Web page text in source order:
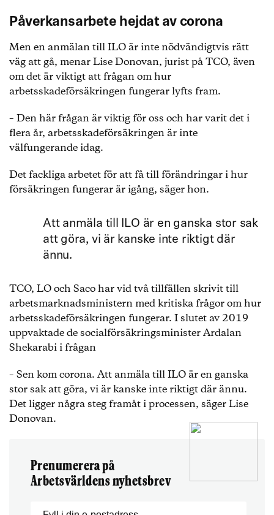
Påverkansarbete hejdat av corona
Men en anmälan till ILO är inte nödvändigtvis rätt
väg att gå, menar Lise Donovan, jurist på TCO, även
om det är viktigt att frågan om hur
arbetsskadeförsäkringen fungerar lyfts fram.
– Den här frågan är viktig för oss och har varit det i
flera år, arbetsskadeförsäkringen är inte
välfungerande idag.
Det fackliga arbetet för att få till förändringar i hur
försäkringen fungerar är igång, säger hon.
Att anmäla till ILO är en ganska stor sak
att göra, vi är kanske inte riktigt där
ännu.
TCO, LO och Saco har vid två tillfällen skrivit till
arbetsmarknadsministern med kritiska frågor om hur
arbetsskadeförsäkringen fungerar. I slutet av 2019
uppvaktade de socialförsäkringsminister Ardalan
Shekarabi i frågan
– Sen kom corona. Att anmäla till ILO är en ganska
stor sak att göra, vi är kanske inte riktigt där ännu.
Det ligger några steg framåt i processen, säger Lise
Donovan.
Prenumerera på
Arbetsvärldens nyhetsbrev